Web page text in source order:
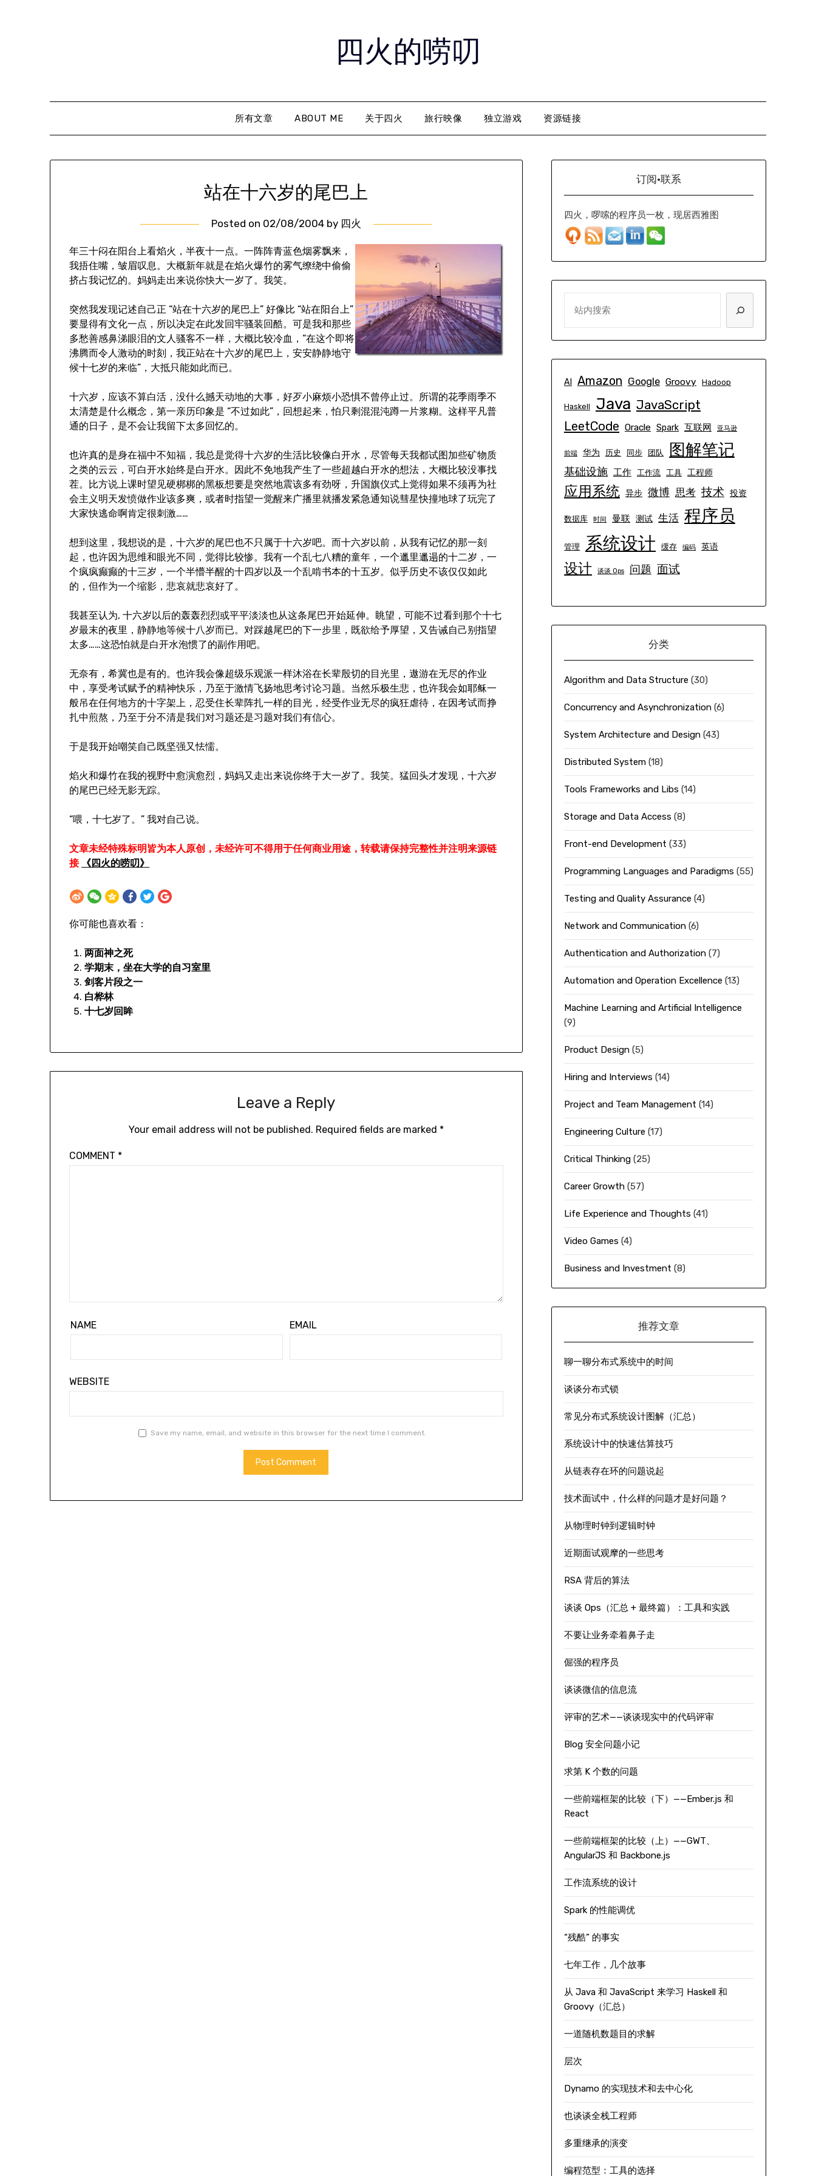
四火的唠叨
所有文章 ABOUT ME 关于四火 旅行映像 独立游戏 资源链接
站在十六岁的尾巴上
Posted on 02/08/2004by 四火
年三十闷在阳台上看焰火，半夜十一点。一阵阵青蓝色烟雾飘来，
我捂住嘴，皱眉叹息。大概新年就是在焰火爆竹的雾气缭绕中偷偷
挤占我记忆的。妈妈走出来说你快大一岁了。我笑。
突然我发现记述自己正 “站在十六岁的尾巴上” 好像比 “站在阳台上”
要显得有文化一点，所以决定在此发回牢骚装回酷。可是我和那些
多愁善感鼻涕眼泪的文人骚客不一样，大概比较冷血，“在这个即将
沸腾而令人激动的时刻，我正站在十六岁的尾巴上，安安静静地守
候十七岁的来临”，大抵只能如此而已。
十六岁，应该不算白活，没什么撼天动地的大事，好歹小麻烦小恐惧不曾停止过。所谓的花季雨季不
太清楚是什么概念，第一亲历印象是 “不过如此”，回想起来，怕只剩混混沌蹲一片浆糊。这样平凡普
通的日子，是不会让我留下太多回忆的。
也许真的是身在福中不知福，我总是觉得十六岁的生活比较像白开水，尽管每天我都试图加些矿物质
之类的云云，可白开水始终是白开水。因此不免地我产生了一些超越白开水的想法，大概比较没事找
茬。比方说上课时望见硬梆梆的黑板想要是突然地震该多有劲呀，升国旗仪式上觉得如果不须再为社
会主义明天发愤做作业该多爽，或者时指望一觉醒来广播里就播发紧急通知说彗星快撞地球了玩完了
大家快逃命啊肯定很刺激……
想到这里，我想说的是，十六岁的尾巴也不只属于十六岁吧。而十六岁以前，从我有记忆的那一刻
起，也许因为思维和眼光不同，觉得比较惨。我有一个乱七八糟的童年，一个邋里邋遢的十二岁，一
个疯疯癫癫的十三岁，一个半懵半醒的十四岁以及一个乱啃书本的十五岁。似乎历史不该仅仅如此
的，但作为一个缩影，悲哀就悲哀好了。
我甚至认为, 十六岁以后的轰轰烈烈或平平淡淡也从这条尾巴开始延伸。眺望，可能不过看到那个十七
岁最末的夜里，静静地等候十八岁而已。对踩越尾巴的下一步里，既欲给予厚望，又告诫自己别指望
太多……这恐怕就是白开水泡惯了的副作用吧。
无奈有，希冀也是有的。也许我会像超级乐观派一样沐浴在长辈殷切的目光里，遨游在无尽的作业
中，享受考试赋予的精神快乐，乃至于激情飞扬地思考讨论习题。当然乐极生悲，也许我会如耶稣一
般吊在任何地方的十字架上，忍受住长辈阵扎一样的目光，经受作业无尽的疯狂虐待，在因考试而挣
扎中煎熬，乃至于分不清是我们对习题还是习题对我们有信心。
于是我开始嘲笑自己既坚强又怯懦。
焰火和爆竹在我的视野中愈演愈烈，妈妈又走出来说你终于大一岁了。我笑。猛回头才发现，十六岁
的尾巴已经无影无踪。
“喂，十七岁了。” 我对自己说。
文章未经特殊标明皆为本人原创，未经许可不得用于任何商业用途，转载请保持完整性并注明来源链
接
《四火的唠叨》
你可能也喜欢看：
两面神之死
学期末，坐在大学的自习室里
剑客片段之一
白桦林
十七岁回眸
Leave a Reply
Your email address will not be published. Required fields are marked *
COMMENT *
NAME EMAIL
WEBSITE
Save my name, email, and website in this browser for the next time I comment.
订阅·联系
四火，啰嗦的程序员一枚，现居西雅图
AI Amazon Google Groovy Hadoop
Haskell Java JavaScript
LeetCode Oracle Spark 互联网 亚马逊
前端 华为 历史 同步 团队 图解笔记
基础设施 工作 工作流 工具 工程师
应用系统 异步 微博 思考 技术 投资
数据库 时间 曼联 测试 生活 程序员
管理 系统设计 缓存 编码 英语
设计 谈谈 Ops 问题 面试
分类
Algorithm and Data Structure (30)
Concurrency and Asynchronization(6)
System Architecture and Design(43)
Distributed System(18)
Tools Frameworks and Libs (14)
Storage and Data Access (8)
Front-end Development (33)
Programming Languages and Paradigms (55)
Testing and Quality Assurance (4)
Network and Communication(6)
Authentication and Authorization(7)
Automation and Operation Excellence (13)
Machine Learning and Artificial Intelligence
(9)
Product Design(5)
Hiring and Interviews (14)
Project and Team Management (14)
Engineering Culture (17)
Critical Thinking(25)
Career Growth(57)
Life Experience and Thoughts (41)
Video Games (4)
Business and Investment (8)
推荐文章
聊一聊分布式系统中的时间
谈谈分布式锁
常见分布式系统设计图解（汇总）
系统设计中的快速估算技巧
从链表存在环的问题说起
技术面试中，什么样的问题才是好问题？
从物理时钟到逻辑时钟
近期面试观摩的一些思考
RSA 背后的算法
谈谈 Ops（汇总 + 最终篇）：工具和实践
不要让业务牵着鼻子走
倔强的程序员
谈谈微信的信息流
评审的艺术——谈谈现实中的代码评审
Blog 安全问题小记
求第 K 个数的问题
一些前端框架的比较（下）——Ember.js 和
React
一些前端框架的比较（上）——GWT、
AngularJS 和 Backbone.js
工作流系统的设计
Spark 的性能调优
“残酷” 的事实
七年工作，几个故事
从 Java 和 JavaScript 来学习 Haskell 和
Groovy（汇总）
一道随机数题目的求解
层次
Dynamo 的实现技术和去中心化
也谈谈全栈工程师
多重继承的演变
编程范型：工具的选择